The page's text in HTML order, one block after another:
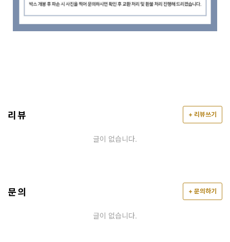
리뷰 + 리뷰쓰기
글이 없습니다.
문의 + 문의하기
글이 없습니다.